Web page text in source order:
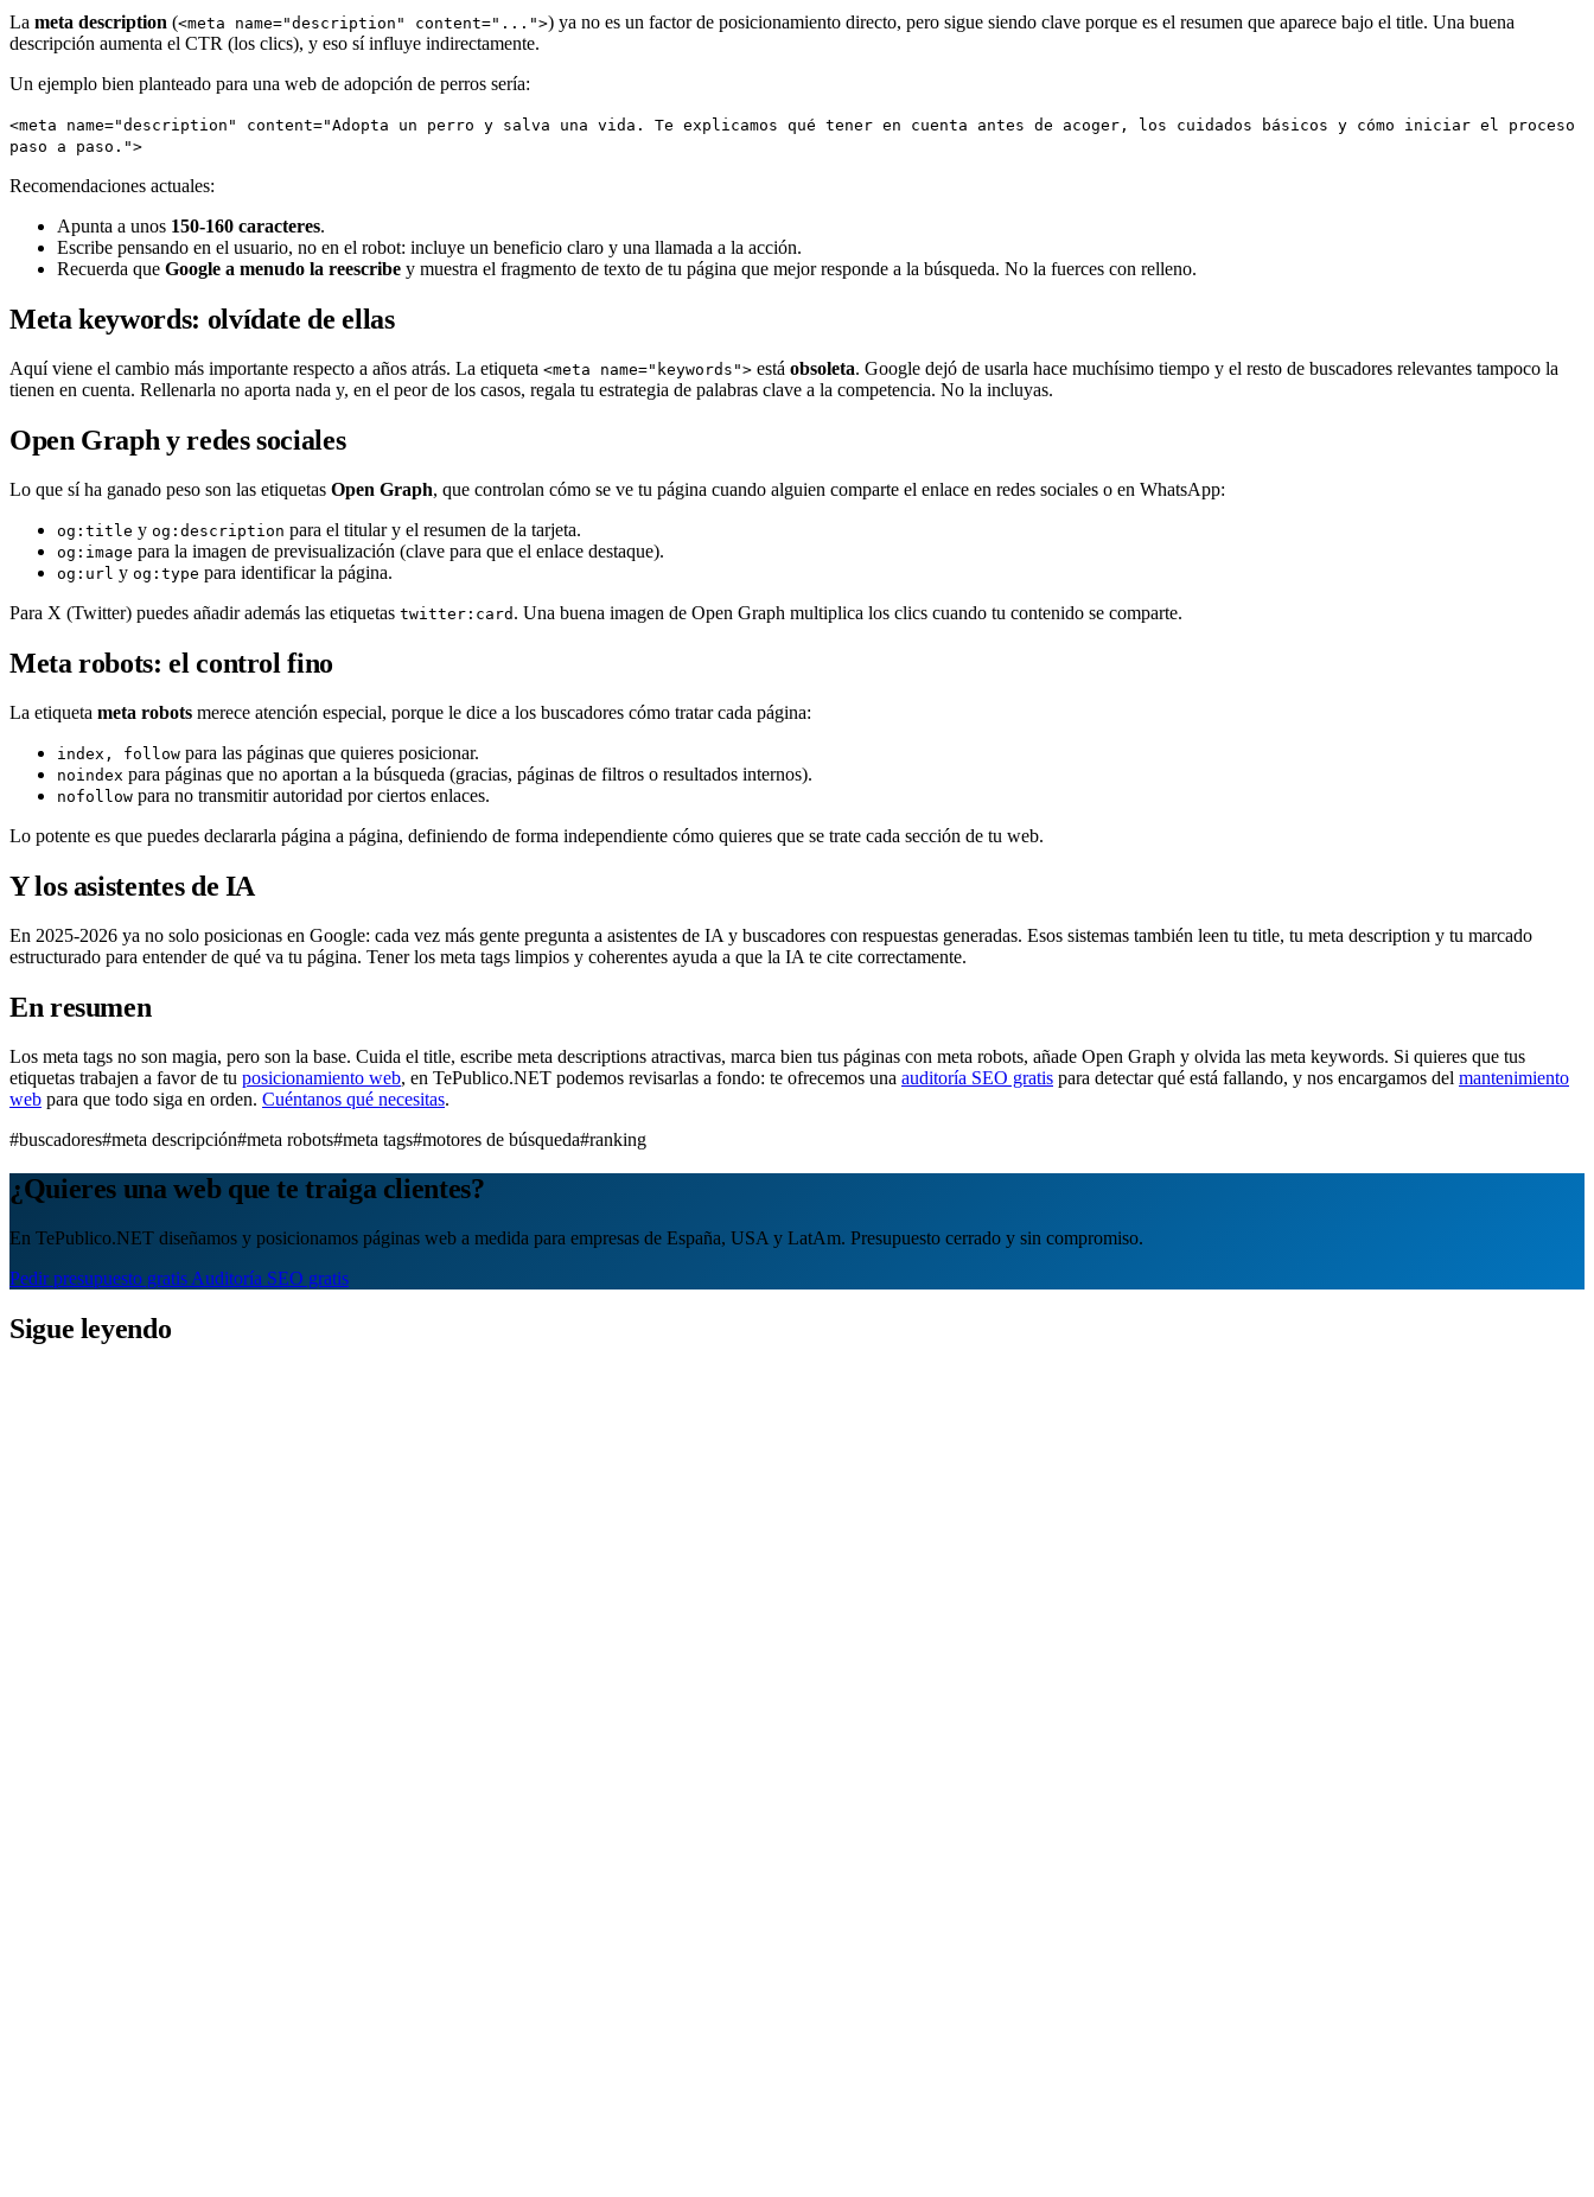
La meta description (<meta name="description" content="...">) ya no es un factor de posicionamiento directo, pero sigue siendo clave porque es el resumen que aparece bajo el title. Una buena
descripción aumenta el CTR (los clics), y eso sí influye indirectamente.
Un ejemplo bien planteado para una web de adopción de perros sería:
<meta name="description" content="Adopta un perro y salva una vida. Te explicamos qué tener en cuenta antes de acoger, los cuidados básicos y cómo iniciar el proceso
paso a paso.">
Recomendaciones actuales:
Apunta a unos 150-160 caracteres.
Escribe pensando en el usuario, no en el robot: incluye un beneficio claro y una llamada a la acción.
Recuerda que Google a menudo la reescribe y muestra el fragmento de texto de tu página que mejor responde a la búsqueda. No la fuerces con relleno.
Meta keywords: olvídate de ellas
Aquí viene el cambio más importante respecto a años atrás. La etiqueta <meta name="keywords"> está obsoleta. Google dejó de usarla hace muchísimo tiempo y el resto de buscadores relevantes tampoco la
tienen en cuenta. Rellenarla no aporta nada y, en el peor de los casos, regala tu estrategia de palabras clave a la competencia. No la incluyas.
Open Graph y redes sociales
Lo que sí ha ganado peso son las etiquetas Open Graph, que controlan cómo se ve tu página cuando alguien comparte el enlace en redes sociales o en WhatsApp:
og:title y og:description para el titular y el resumen de la tarjeta.
og:image para la imagen de previsualización (clave para que el enlace destaque).
og:url y og:type para identificar la página.
Para X (Twitter) puedes añadir además las etiquetas twitter:card . Una buena imagen de Open Graph multiplica los clics cuando tu contenido se comparte.
Meta robots: el control fino
La etiqueta meta robots merece atención especial, porque le dice a los buscadores cómo tratar cada página:
index, follow para las páginas que quieres posicionar.
noindex para páginas que no aportan a la búsqueda (gracias, páginas de filtros o resultados internos).
nofollow para no transmitir autoridad por ciertos enlaces.
Lo potente es que puedes declararla página a página, definiendo de forma independiente cómo quieres que se trate cada sección de tu web.
Y los asistentes de IA
En 2025-2026 ya no solo posicionas en Google: cada vez más gente pregunta a asistentes de IA y buscadores con respuestas generadas. Esos sistemas también leen tu title, tu meta description y tu marcado
estructurado para entender de qué va tu página. Tener los meta tags limpios y coherentes ayuda a que la IA te cite correctamente.
En resumen
Los meta tags no son magia, pero son la base. Cuida el title, escribe meta descriptions atractivas, marca bien tus páginas con meta robots, añade Open Graph y olvida las meta keywords. Si quieres que tus
etiquetas trabajen a favor de tu posicionamiento web, en TePublico.NET podemos revisarlas a fondo: te ofrecemos una auditoría SEO gratis para detectar qué está fallando, y nos encargamos del mantenimiento
web para que todo siga en orden. Cuéntanos qué necesitas.
#buscadores#meta descripción#meta robots#meta tags#motores de búsqueda#ranking
¿Quieres una web que te traiga clientes?
En TePublico.NET diseñamos y posicionamos páginas web a medida para empresas de España, USA y LatAm. Presupuesto cerrado y sin compromiso.
Pedir presupuesto gratis Auditoría SEO gratis
Sigue leyendo